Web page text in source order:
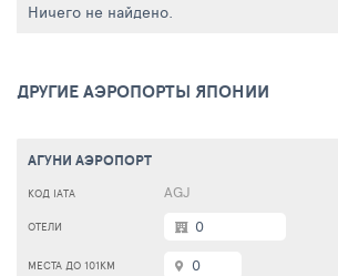
Ничего не найдено.
ДРУГИЕ АЭРОПОРТЫ ЯПОНИИ
АГУНИ АЭРОПОРТ
AGJ
0
0